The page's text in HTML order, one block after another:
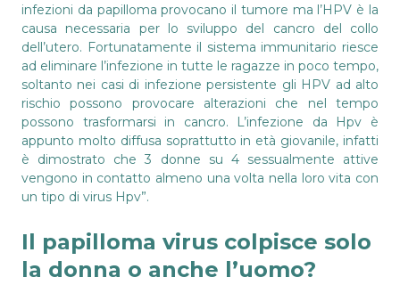
infezioni da papilloma provocano il tumore ma l’HPV è la
causa necessaria per lo sviluppo del cancro del collo
dell’utero. Fortunatamente il sistema immunitario riesce
ad eliminare l’infezione in tutte le ragazze in poco tempo,
soltanto nei casi di infezione persistente gli HPV ad alto
rischio possono provocare alterazioni che nel tempo
possono trasformarsi in cancro. L’infezione da Hpv è
appunto molto diffusa soprattutto in età giovanile, infatti
è dimostrato che 3 donne su 4 sessualmente attive
vengono in contatto almeno una volta nella loro vita con
un tipo di virus Hpv”.
Il papilloma virus colpisce solo
la donna o anche l’uomo?